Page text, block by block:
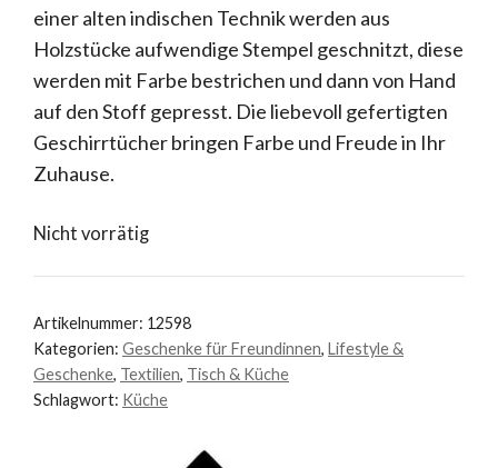
einer alten indischen Technik werden aus
Holzstücke aufwendige Stempel geschnitzt, diese
werden mit Farbe bestrichen und dann von Hand
auf den Stoff gepresst. Die liebevoll gefertigten
Geschirrtücher bringen Farbe und Freude in Ihr
Zuhause.
Nicht vorrätig
Artikelnummer: 12598
Kategorien: Geschenke für Freundinnen, Lifestyle &
Geschenke, Textilien, Tisch & Küche
Schlagwort: Küche